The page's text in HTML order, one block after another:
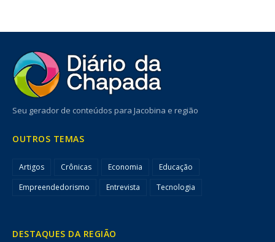
Seu gerador de conteúdos para Jacobina e região
OUTROS TEMAS
Artigos Crônicas Economia
Educação
Empreendedorismo
Entrevista Tecnologia
DESTAQUES DA REGIÃO